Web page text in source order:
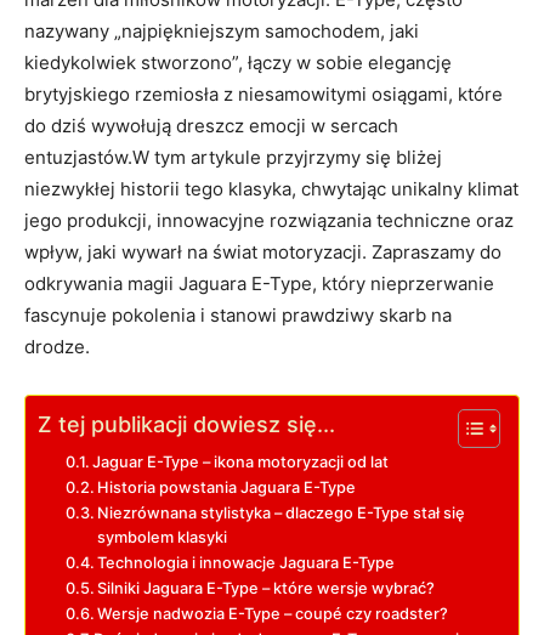
nazywany „najpiękniejszym samochodem, jaki
kiedykolwiek stworzono”, łączy w ‌sobie elegancję ​
brytyjskiego rzemiosła z‍ niesamowitymi⁤ osiągami, ‌które
⁤do dziś wywołują ⁢dreszcz emocji w sercach
entuzjastów.W tym artykule przyjrzymy się bliżej
⁤niezwykłej historii tego klasyka, chwytając unikalny klimat
jego ‍produkcji, innowacyjne rozwiązania techniczne oraz
wpływ, jaki wywarł na świat motoryzacji. Zapraszamy do‌
odkrywania magii Jaguara E-Type, który nieprzerwanie
fascynuje pokolenia i‌ stanowi‌ prawdziwy skarb na
drodze.
Z tej publikacji dowiesz się...
Jaguar‍ E-Type – ikona motoryzacji ​od ⁤lat
Historia powstania‍ Jaguara ‌E-Type
Niezrównana stylistyka‍ – dlaczego E-Type stał się⁤
symbolem‌ klasyki
Technologia i innowacje Jaguara E-Type
Silniki ⁢Jaguara​ E-Type –​ które wersje wybrać?
Wersje⁢ nadwozia‌ E-Type⁤ –‌ coupé​ czy roadster?